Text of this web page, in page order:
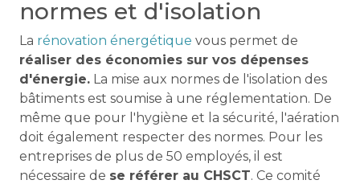
normes et d'isolation
La rénovation énergétique vous permet de
réaliser des économies sur vos dépenses
d'énergie. La mise aux normes de l'isolation des
bâtiments est soumise à une réglementation. De
même que pour l'hygiène et la sécurité, l'aération
doit également respecter des normes. Pour les
entreprises de plus de 50 employés, il est
nécessaire de se référer au CHSCT. Ce comité